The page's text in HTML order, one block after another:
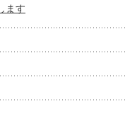
ます